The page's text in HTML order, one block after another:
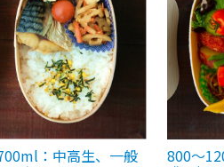
：中高生、一般 800～